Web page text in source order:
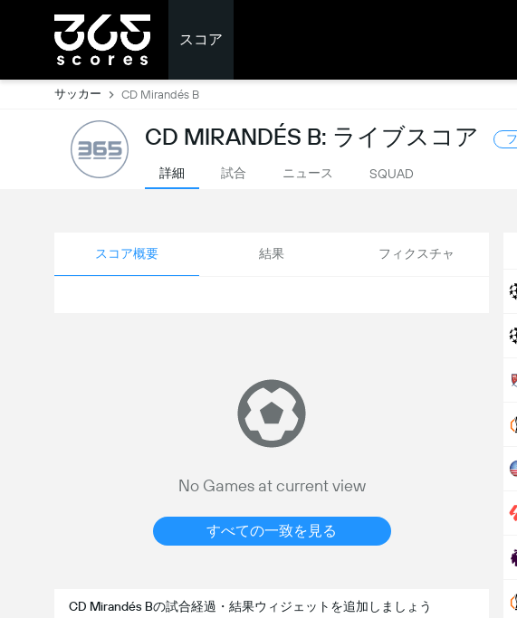
スコア
サッカー CD Mirandés B
CD MIRANDÉS B: ライブスコア
詳細 試合 ニュース SQUAD
スコア概要 結果 フィクスチャ
No Games at current view
すべての一致を見る
CD Mirandés Bの試合経過・結果ウィジェットを追加しましょう